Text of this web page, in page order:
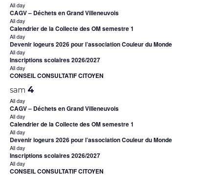
All day
CAGV – Déchets en Grand Villeneuvois
All day
Calendrier de la Collecte des OM semestre 1
All day
Devenir logeurs 2026 pour l’association Couleur du Monde
All day
Inscriptions scolaires 2026/2027
All day
CONSEIL CONSULTATIF CITOYEN
sam 4
All day
CAGV – Déchets en Grand Villeneuvois
All day
Calendrier de la Collecte des OM semestre 1
All day
Devenir logeurs 2026 pour l’association Couleur du Monde
All day
Inscriptions scolaires 2026/2027
All day
CONSEIL CONSULTATIF CITOYEN